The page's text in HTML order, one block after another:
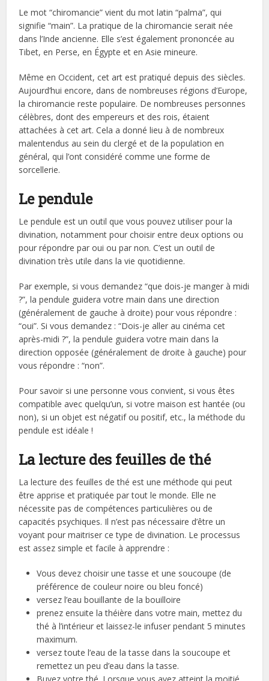
Le mot “chiromancie” vient du mot latin “palma”, qui
signifie “main”. La pratique de la chiromancie serait née
dans l’Inde ancienne. Elle s’est également prononcée au
Tibet, en Perse, en Égypte et en Asie mineure.
Même en Occident, cet art est pratiqué depuis des siècles.
Aujourd’hui encore, dans de nombreuses régions d’Europe,
la chiromancie reste populaire. De nombreuses personnes
célèbres, dont des empereurs et des rois, étaient
attachées à cet art. Cela a donné lieu à de nombreux
malentendus au sein du clergé et de la population en
général, qui l’ont considéré comme une forme de
sorcellerie.
Le pendule
Le pendule est un outil que vous pouvez utiliser pour la
divination, notamment pour choisir entre deux options ou
pour répondre par oui ou par non. C’est un outil de
divination très utile dans la vie quotidienne.
Par exemple, si vous demandez “que dois-je manger à midi
?”, la pendule guidera votre main dans une direction
(généralement de gauche à droite) pour vous répondre :
“oui”. Si vous demandez : “Dois-je aller au cinéma cet
après-midi ?”, la pendule guidera votre main dans la
direction opposée (généralement de droite à gauche) pour
vous répondre : “non”.
Pour savoir si une personne vous convient, si vous êtes
compatible avec quelqu’un, si votre maison est hantée (ou
non), si un objet est négatif ou positif, etc., la méthode du
pendule est idéale !
La lecture des feuilles de thé
La lecture des feuilles de thé est une méthode qui peut
être apprise et pratiquée par tout le monde. Elle ne
nécessite pas de compétences particulières ou de
capacités psychiques. Il n’est pas nécessaire d’être un
voyant pour maitriser ce type de divination. Le processus
est assez simple et facile à apprendre :
Vous devez choisir une tasse et une soucoupe (de
préférence de couleur noire ou bleu foncé)
versez l’eau bouillante de la bouilloire
prenez ensuite la théière dans votre main, mettez du
thé à l’intérieur et laissez-le infuser pendant 5 minutes
maximum.
versez toute l’eau de la tasse dans la soucoupe et
remettez un peu d’eau dans la tasse.